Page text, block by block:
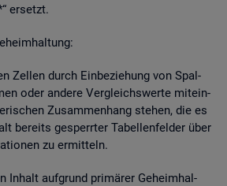
er­setzt.
Zel­len durch Ein­be­zie­hung von Spal­
oder an­de­re Ver­gleichs­wer­te mit­ein­
Zu­sam­men­hang ste­hen, die es
be­reits ge­sperr­ter Ta­bel­len­fel­der über
zu er­mit­teln.
In­halt auf­grund pri­mä­rer Ge­heim­hal­